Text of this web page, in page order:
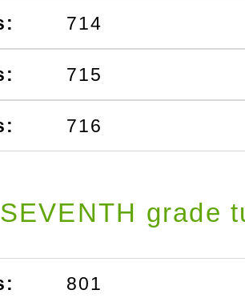
714
715
716
SEVENTH grade
801